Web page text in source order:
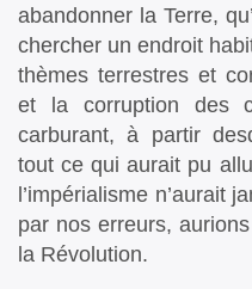
abandonner la Terre,
chercher un endroit
thèmes terrestres et
et la corruption des
carburant, à partir
tout ce qui aurait pu
l’impérialisme n’aurait
par nos erreurs,
la Révolution.